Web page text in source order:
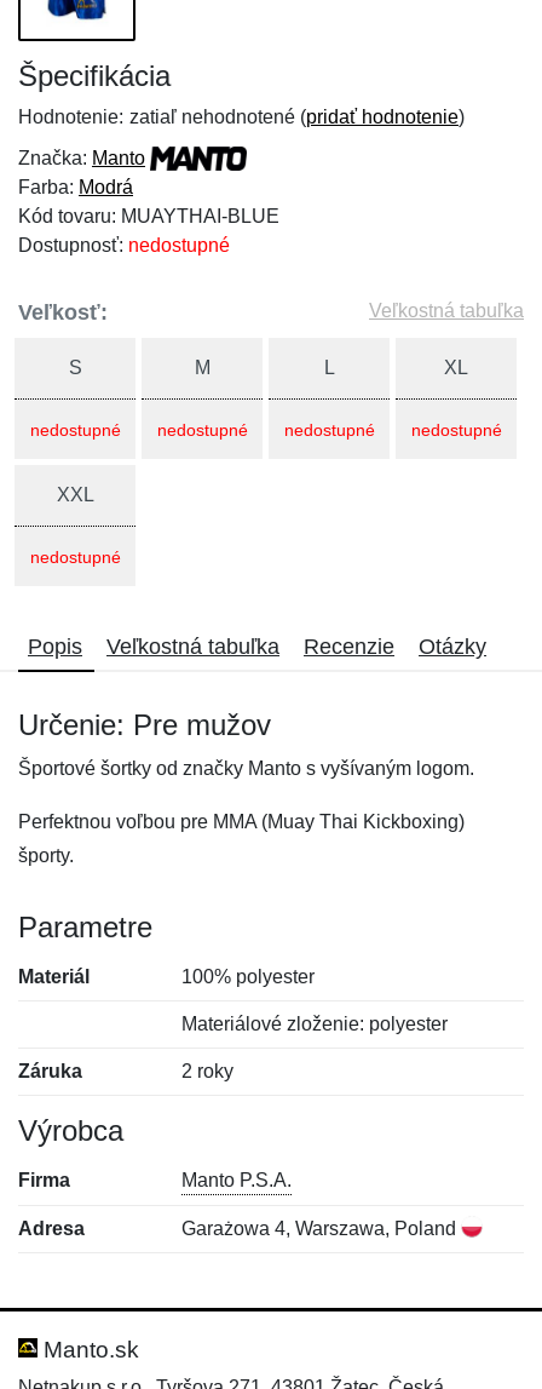
Špecifikácia
Hodnotenie: zatiaľ nehodnotené (pridať hodnotenie)
Značka: Manto
Farba: Modrá
Kód tovaru: MUAYTHAI-BLUE
Dostupnosť: nedostupné
Veľkosť: Veľkostná tabuľka
S
nedostupné
M
nedostupné
L
nedostupné
XL
nedostupné
XXL
nedostupné
Popis Veľkostná tabuľka Recenzie Otázky
Určenie: Pre mužov
Športové šortky od značky Manto s vyšívaným logom.
Perfektnou voľbou pre MMA (Muay Thai Kickboxing)
športy.
Parametre
Materiál 100% polyester
Materiálové zloženie: polyester
Záruka 2 roky
Výrobca
Firma Manto P.S.A.
Adresa Garażowa 4, Warszawa, Poland
Hodnotenie:
Meno:
Manto.sk